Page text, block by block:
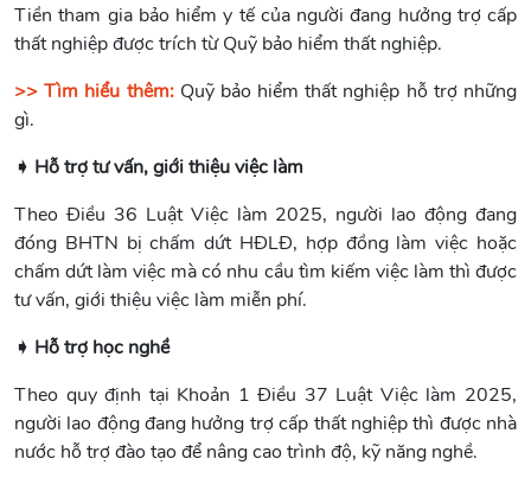
Tiền tham gia bảo hiểm y tế của người đang hưởng trợ cấp
thất nghiệp được trích từ Quỹ bảo hiểm thất nghiệp.
>> Tìm hiểu thêm: Quỹ bảo hiểm thất nghiệp hỗ trợ những
gì.
➧ Hỗ trợ tư vấn, giới thiệu việc làm
Theo Điều 36 Luật Việc làm 2025, người lao động đang
đóng BHTN bị chấm dứt HĐLĐ, hợp đồng làm việc hoặc
chấm dứt làm việc mà có nhu cầu tìm kiếm việc làm thì được
tư vấn, giới thiệu việc làm miễn phí.
➧ Hỗ trợ học nghề
Theo quy định tại Khoản 1 Điều 37 Luật Việc làm 2025,
người lao động đang hưởng trợ cấp thất nghiệp thì được nhà
nước hỗ trợ đào tạo để nâng cao trình độ, kỹ năng nghề.